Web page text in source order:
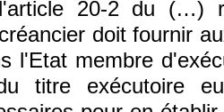
20-2 du (…)
doit fournir
l'Etat membre
titre exécutoire